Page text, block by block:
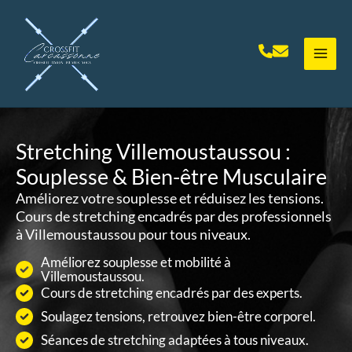
contenu
Stretching Villemoustaussou :
Souplesse & Bien-être Musculaire
Améliorez votre souplesse et réduisez les tensions.
Cours de stretching encadrés par des professionnels
à Villemoustaussou pour tous niveaux.
Améliorez souplesse et mobilité à
Villemoustaussou.
Cours de stretching encadrés par des experts.
Soulagez tensions, retrouvez bien-être corporel.
Séances de stretching adaptées à tous niveaux.